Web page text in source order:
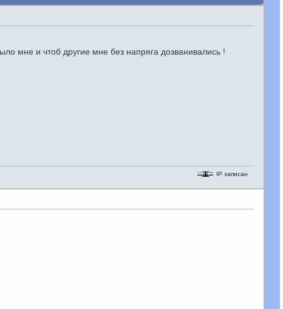
мне и чтоб другие мне без напряга дозванивались !
IP записан